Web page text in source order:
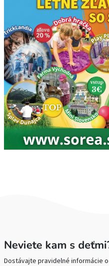
Neviete kam s
Dostávajte pravidelné informácie